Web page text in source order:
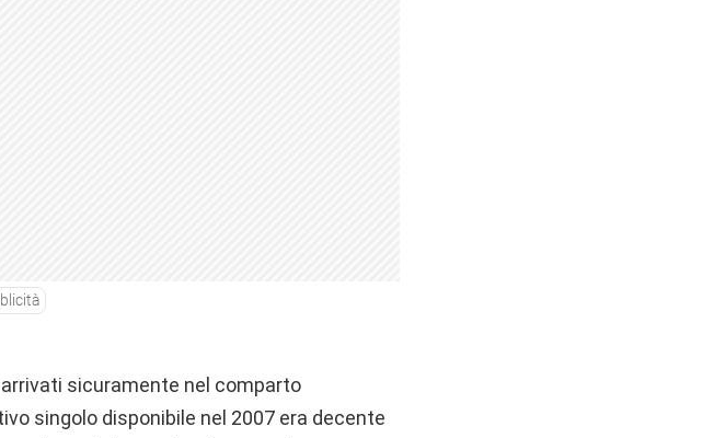
​​sicuramente nel comparto
singolo disponibile nel 2007 era decente